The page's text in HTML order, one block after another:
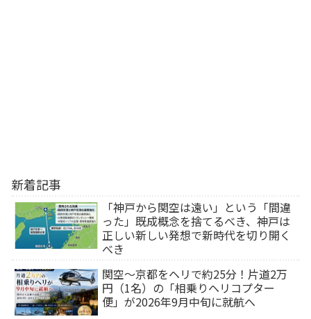
新着記事
「神戸から関空は遠い」という「間違
った」既成概念を捨てるべき、神戸は
正しい新しい発想で新時代を切り開く
べき
関空～京都をヘリで約25分！片道2万
円（1名）の「相乗りヘリコプター
便」が2026年9月中旬に就航へ